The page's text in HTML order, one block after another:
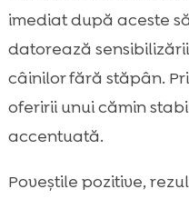
imediat după aceste
datorează
câinilor fără stăpân.
oferirii unui cămin
accentuată.
Poveștile pozitive,